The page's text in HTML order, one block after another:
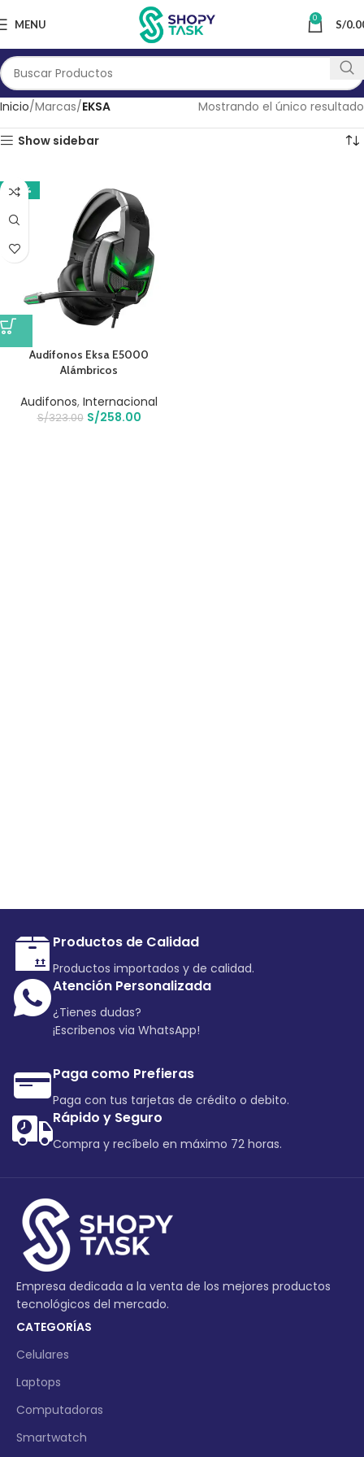
MENU 0 S/
Inicio Marcas EKSA Mostrando el único resultado
Show sidebar
-20%
Audífonos Eksa E5000
Alámbricos
Audifonos, Internacional
S/323.00 S/258.00
Productos de Calidad
Productos importados y de calidad.
Atención Personalizada
¿Tienes dudas?
¡Escribenos via WhatsApp!
Paga como Prefieras
Paga con tus tarjetas de crédito o debito.
Rápido y Seguro
Compra y recíbelo en máximo 72 horas.
Empresa dedicada a la venta de los mejores productos
tecnológicos del mercado.
CATEGORÍAS
Celulares
Laptops
Computadoras
Smartwatch